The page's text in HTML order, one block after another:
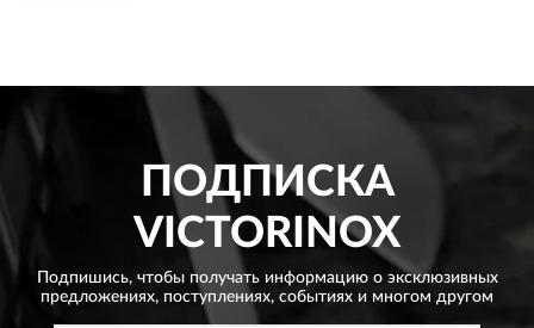
ПОДПИСКА
VICTORINOX
Подпишись, чтобы получать информацию о эксклюзивных
предложениях, поступлениях, событиях и многом другом